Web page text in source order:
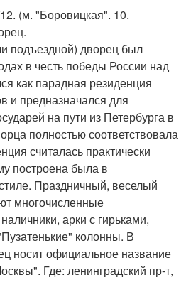
(м. "Боровицкая". 10.
подъездной) дворец был
в честь победы России над
как парадная резиденция
и предназначался для
на пути из Петербурга в
полностью соответствовала
считалась практически
построена была в
Праздничный, веселый
многочисленные
арки с гирьками,
колонны. В
носит официальное название
Где: ленинградский пр-т,